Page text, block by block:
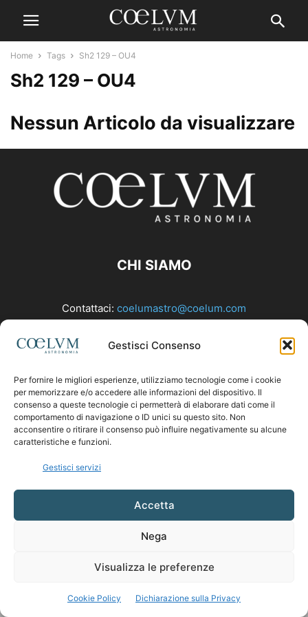
Gestisci Consenso
Per fornire le migliori esperienze, utilizziamo tecnologie come i cookie
per memorizzare e/o accedere alle informazioni del dispositivo. Il
consenso a queste tecnologie ci permetterà di elaborare dati come il
comportamento di navigazione o ID unici su questo sito. Non
acconsentire o ritirare il consenso può influire negativamente su alcune
caratteristiche e funzioni.
Gestisci servizi
Accetta
Nega
Visualizza le preferenze
Cookie Policy Dichiarazione sulla Privacy
Home Tags Sh2 129 – OU4
Sh2 129 – OU4
Nessun Articolo da visualizzare
CHI SIAMO
Contattaci: coelumastro@coelum.com
SEGUICI